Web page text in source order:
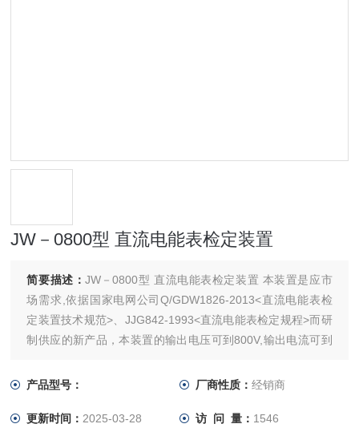
JW－0800型 直流电能表检定装置
简要描述：JW－0800型 直流电能表检定装置 本装置是应市
场需求,依据国家电网公司Q/GDW1826-2013<直流电能表检
定装置技术规范>、JJG842-1993<直流电能表检定规程>而研
制供应的新产品，本装置的输出电压可到800V,输出电流可到
产品型号： 厂商性质： 经销商
更新时间： 2025-03-28 访 问 量： 1546